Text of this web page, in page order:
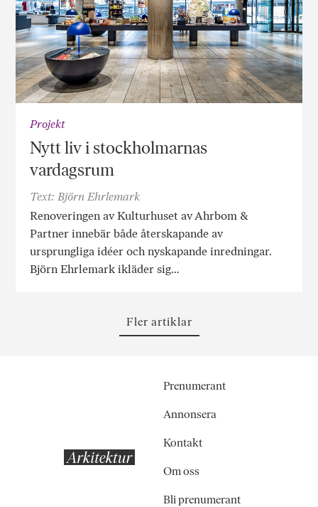
Projekt
Nytt liv i stockholmarnas
vardagsrum
Text: Björn Ehrlemark
Renoveringen av Kulturhuset av Ahrbom &
Partner innebär både återskapande av
ursprungliga idéer och nyskapande inredningar.
Björn Ehrlemark ikläder sig…
Fler artiklar
Prenumerant
Annonsera
Kontakt
Om oss
Bli prenumerant